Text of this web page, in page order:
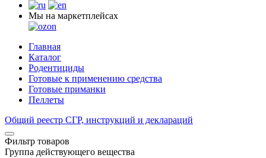
Мы на маркетплейсах
Главная
Каталог
Родентициды
Готовые к применению средства
Готовые приманки
Пеллеты
Общий реестр СГР, инструкций и деклараций
Фильтр товаров
Группа действующего вещества